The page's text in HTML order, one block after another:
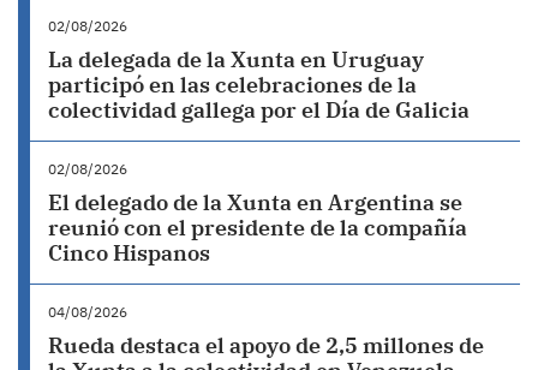
02/08/2026
La delegada de la Xunta en Uruguay
participó en las celebraciones de la
colectividad gallega por el Día de Galicia
02/08/2026
El delegado de la Xunta en Argentina se
reunió con el presidente de la compañía
Cinco Hispanos
04/08/2026
Rueda destaca el apoyo de 2,5 millones de